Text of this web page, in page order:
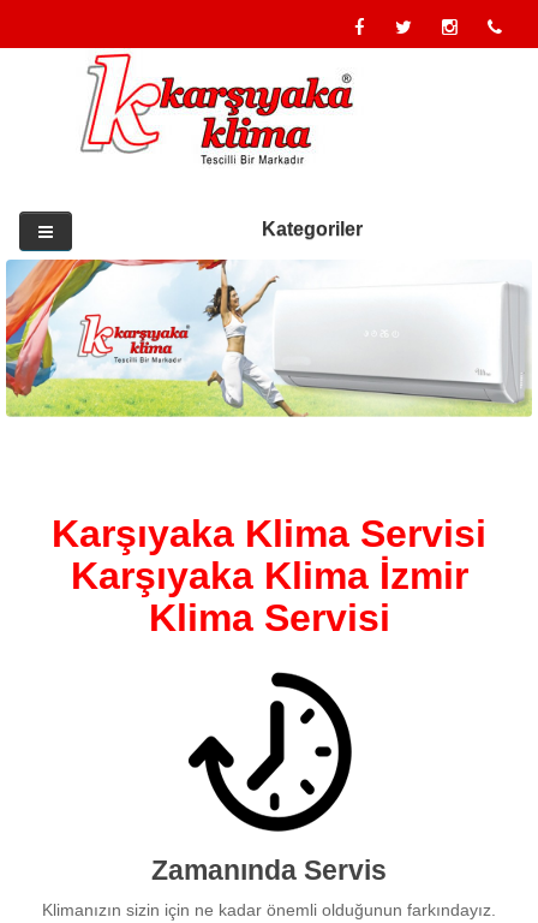
Kategoriler
Karşıyaka Klima Servisi
Karşıyaka Klima İzmir
Klima Servisi
Zamanında Servis
Klimanızın sizin için ne kadar önemli olduğunun farkındayız.